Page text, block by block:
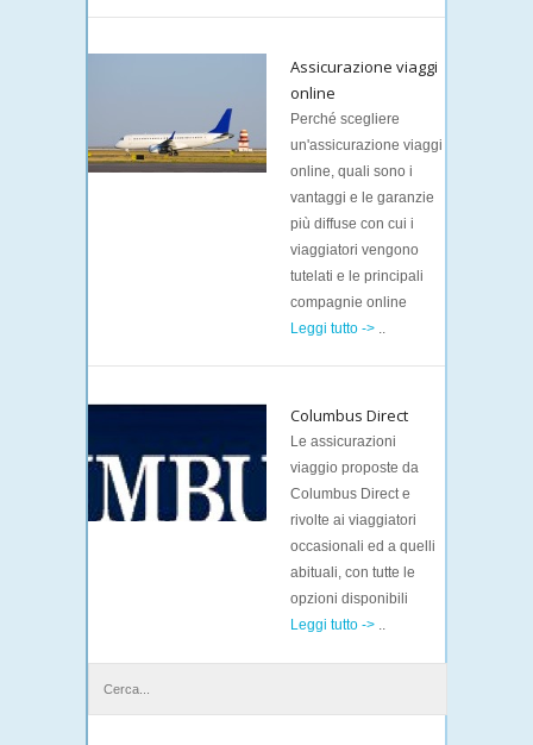
Assicurazione viaggi
online
Perché scegliere
un'assicurazione viaggi
online, quali sono i
vantaggi e le garanzie
più diffuse con cui i
viaggiatori vengono
tutelati e le principali
compagnie online
Leggi tutto -> ..
Columbus Direct
Le assicurazioni
viaggio proposte da
Columbus Direct e
rivolte ai viaggiatori
occasionali ed a quelli
abituali, con tutte le
opzioni disponibili
Leggi tutto -> ..